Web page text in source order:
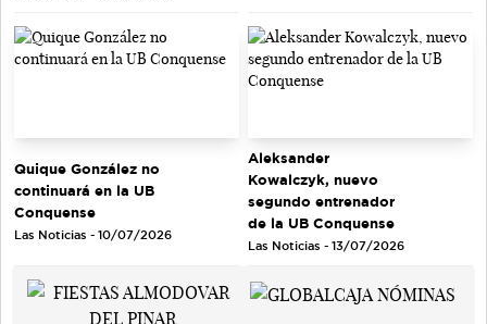
Quique González no
continuará en la UB
Conquense
Las Noticias - 10/07/2026
Aleksander
Kowalczyk, nuevo
segundo entrenador
de la UB Conquense
Las Noticias - 13/07/2026